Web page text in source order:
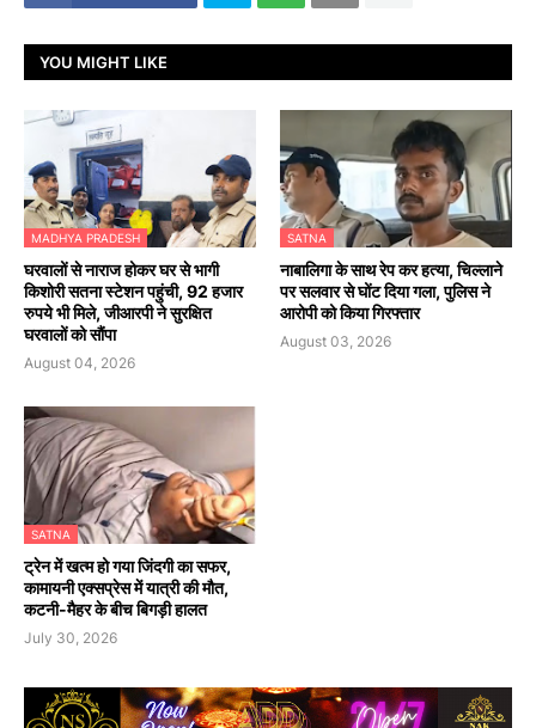
YOU MIGHT LIKE
MADHYA PRADESH
घरवालों से नाराज होकर घर से भागी
किशोरी सतना स्टेशन पहुंची, 92 हजार
रुपये भी मिले, जीआरपी ने सुरक्षित
घरवालों को सौंपा
August 04, 2026
SATNA
नाबालिगा के साथ रेप कर हत्या, चिल्लाने
पर सलवार से घोंट दिया गला, पुलिस ने
आरोपी को किया गिरफ्तार
August 03, 2026
SATNA
ट्रेन में खत्म हो गया जिंदगी का सफर,
कामायनी एक्सप्रेस में यात्री की मौत,
कटनी-मैहर के बीच बिगड़ी हालत
July 30, 2026